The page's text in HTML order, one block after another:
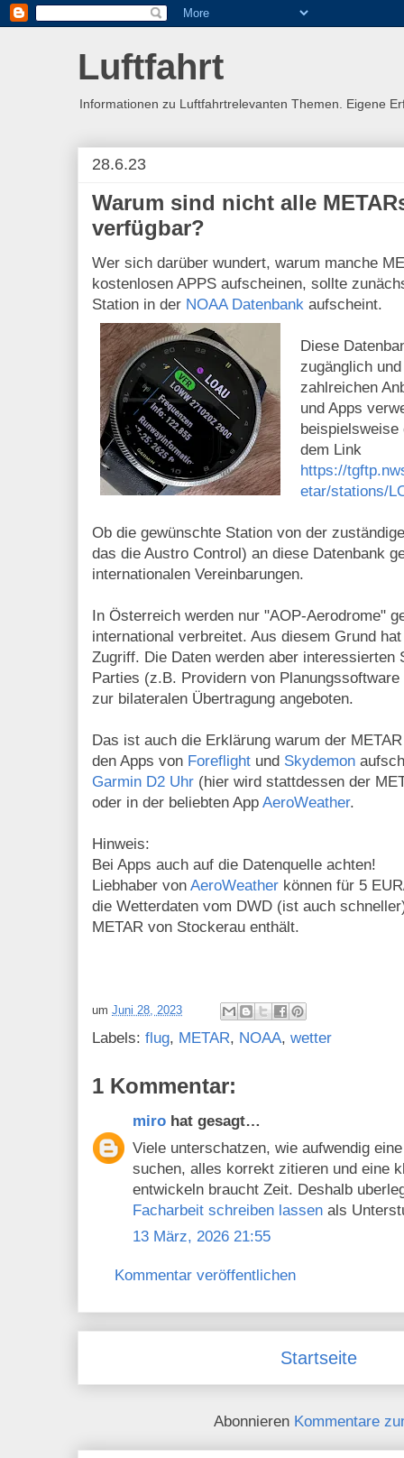
Luftfahrt
Informationen zu Luftfahrtrelevanten Themen. Eigene
28.6.23
Warum sind nicht alle
verfügbar?
Wer sich darüber wundert, warum manche
kostenlosen APPS aufscheinen, sollte
Station in der NOAA Datenbank aufscheint.
Diese
zugänglich
zahlreichen
und Apps
dem Link
https://
etar/stations/
Ob die gewünschte Station von der
das die Austro Control) an diese Datenbank
internationalen Vereinbarungen.
In Österreich werden nur "AOP-Aerodrome"
international verbreitet. Aus diesem Grund
Zugriff. Die Daten werden aber interessierten
Parties (z.B. Providern von
zur bilateralen Übertragung angeboten.
Das ist auch die Erklärung warum der
den Apps von Foreflight und Skydemon
Garmin D2 Uhr (hier wird stattdessen der
oder in der beliebten App AeroWeather.
Hinweis:
Bei Apps auch auf die Datenquelle achten!
Liebhaber von AeroWeather können für 5
die Wetterdaten vom DWD (ist auch
METAR von Stockerau enthält.
um Juni 28, 2023
Labels: flug, METAR, NOAA, wetter
1 Kommentar:
miro hat gesagt…
Viele unterschatzen, wie aufwendig
suchen, alles korrekt zitieren und eine
entwickeln braucht Zeit. Deshalb
Facharbeit schreiben lassen als
13 März, 2026 21:55
Kommentar veröffentlichen
Startseite
Abonnieren Kommentare